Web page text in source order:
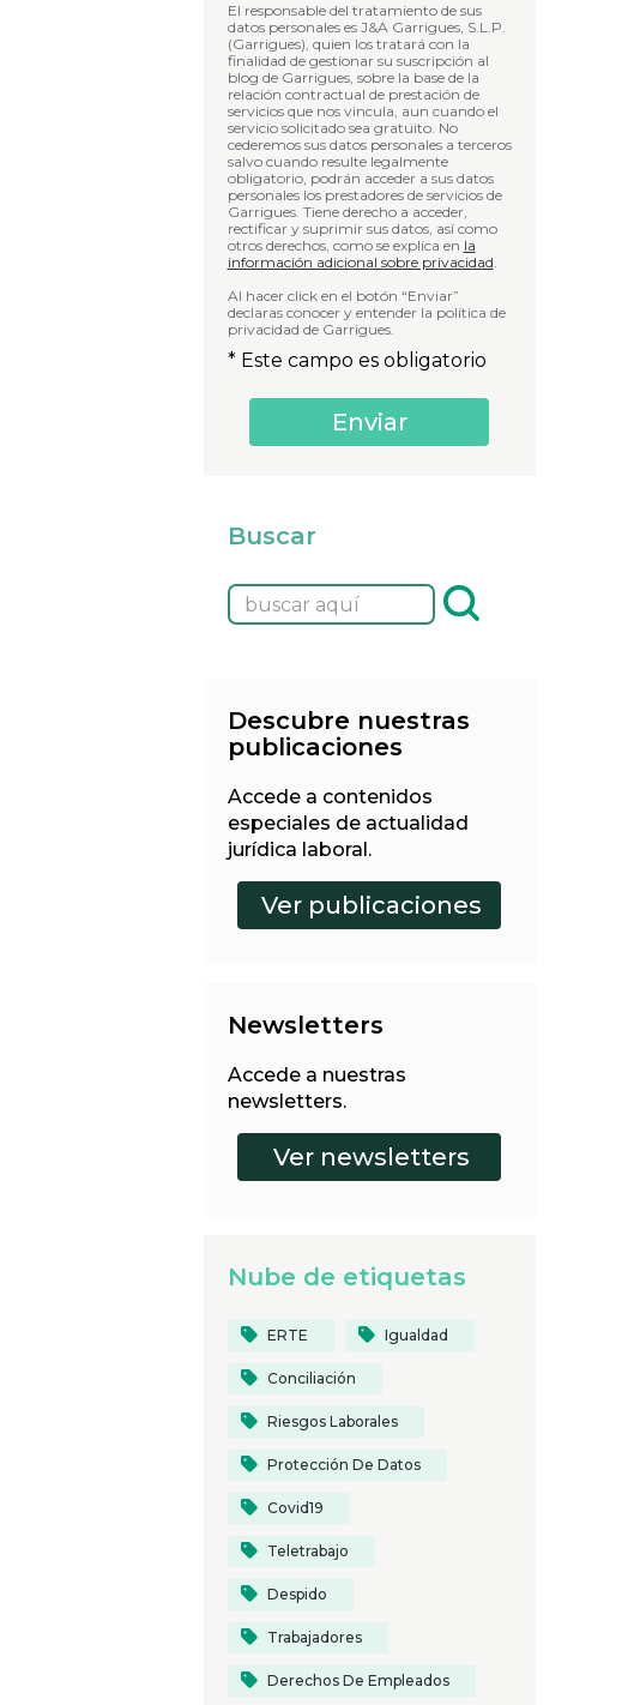
El responsable del tratamiento de sus
datos personales es J&A Garrigues, S.L.P.
(Garrigues), quien los tratará con la
finalidad de gestionar su suscripción al
blog de Garrigues, sobre la base de la
relación contractual de prestación de
servicios que nos vincula, aun cuando el
servicio solicitado sea gratuito. No
cederemos sus datos personales a terceros
salvo cuando resulte legalmente
obligatorio, podrán acceder a sus datos
personales los prestadores de servicios de
Garrigues. Tiene derecho a acceder,
rectificar y suprimir sus datos, así como
otros derechos, como se explica en la
información adicional sobre privacidad.
Al hacer click en el botón “Enviar”
declaras conocer y entender la política de
privacidad de Garrigues.
* Este campo es obligatorio
Buscar
Descubre nuestras
publicaciones
Accede a contenidos
especiales de actualidad
jurídica laboral.
Newsletters
Accede a nuestras
newsletters.
Nube de etiquetas
ERTE Igualdad
Conciliación
Riesgos Laborales
Protección De Datos
Covid19
Teletrabajo
Despido
Trabajadores
Derechos De Empleados